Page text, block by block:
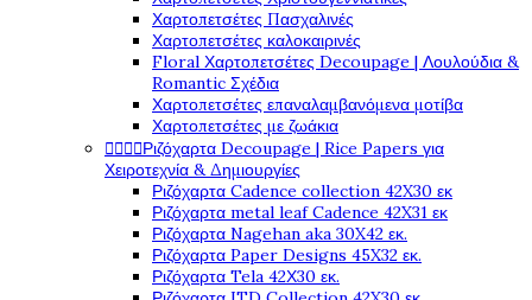
Χαρτοπετσέτες Πασχαλινές
Χαρτοπετσέτες καλοκαιρινές
Floral Χαρτοπετσέτες Decoupage | Λουλούδια &
Romantic Σχέδια
Χαρτοπετσέτες επαναλαμβανόμενα μοτίβα
Χαρτοπετσέτες με ζωάκια
Ριζόχαρτα Decoupage | Rice Papers για
Χειροτεχνία & Δημιουργίες
Ριζόχαρτα Cadence collection 42X30 εκ
Ριζόχαρτα metal leaf Cadence 42X31 εκ
Ριζόχαρτα Nagehan aka 30X42 εκ.
Ριζόχαρτα Paper Designs 45X32 εκ.
Ριζόχαρτα Tela 42Χ30 εκ.